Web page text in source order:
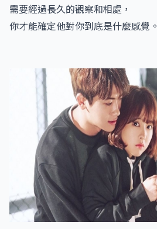
需要經過長久的觀察和相處，
你才能確定他對你到底是什麼感覺。